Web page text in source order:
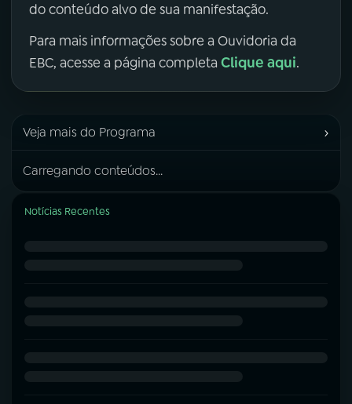
do conteúdo alvo de sua manifestação.
Para mais informações sobre a Ouvidoria da
EBC, acesse a página completa Clique aqui.
Veja mais do Programa ›
Carregando conteúdos...
Notícias Recentes